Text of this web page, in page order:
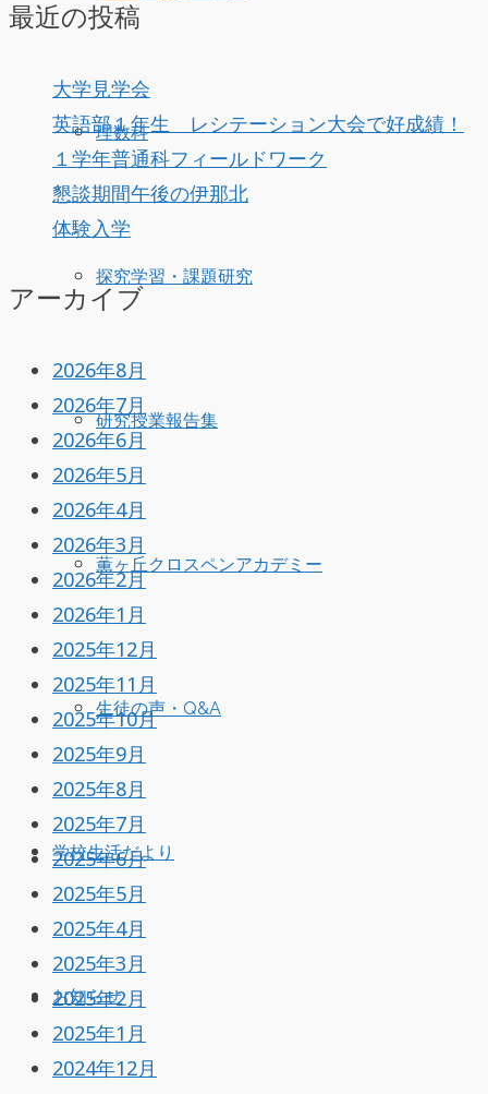
理数科
探究学習・課題研究
研究授業報告集
薫ヶ丘クロスペンアカデミー
生徒の声・Q&A
学校生活だより
お知らせ
最近の投稿
大学見学会
英語部１年生 レシテーション大会で好成績！
１学年普通科フィールドワーク
懇談期間午後の伊那北
体験入学
アーカイブ
2026年8月
2026年7月
2026年6月
2026年5月
2026年4月
2026年3月
2026年2月
2026年1月
2025年12月
2025年11月
2025年10月
2025年9月
2025年8月
2025年7月
2025年6月
2025年5月
2025年4月
2025年3月
2025年2月
2025年1月
2024年12月